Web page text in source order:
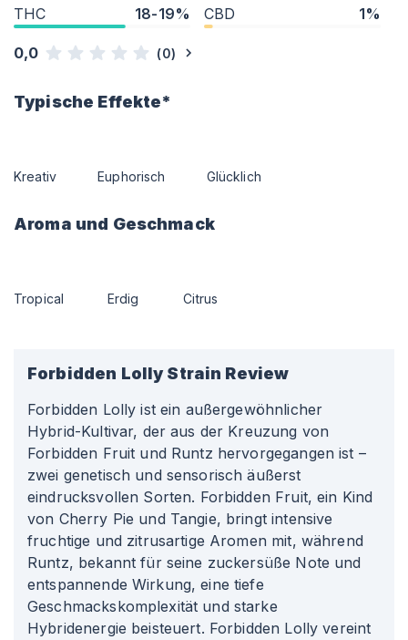
THC 18-19% CBD 1%
0,0 (0)
Typische Effekte*
Kreativ Euphorisch Glücklich
Aroma und Geschmack
Tropical Erdig Citrus
Forbidden Lolly Strain Review
Forbidden Lolly ist ein außergewöhnlicher
Hybrid-Kultivar, der aus der Kreuzung von
Forbidden Fruit und Runtz hervorgegangen ist –
zwei genetisch und sensorisch äußerst
eindrucksvollen Sorten. Forbidden Fruit, ein Kind
von Cherry Pie und Tangie, bringt intensive
fruchtige und zitrusartige Aromen mit, während
Runtz, bekannt für seine zuckersüße Note und
entspannende Wirkung, eine tiefe
Geschmackskomplexität und starke
Hybridenergie beisteuert. Forbidden Lolly vereint